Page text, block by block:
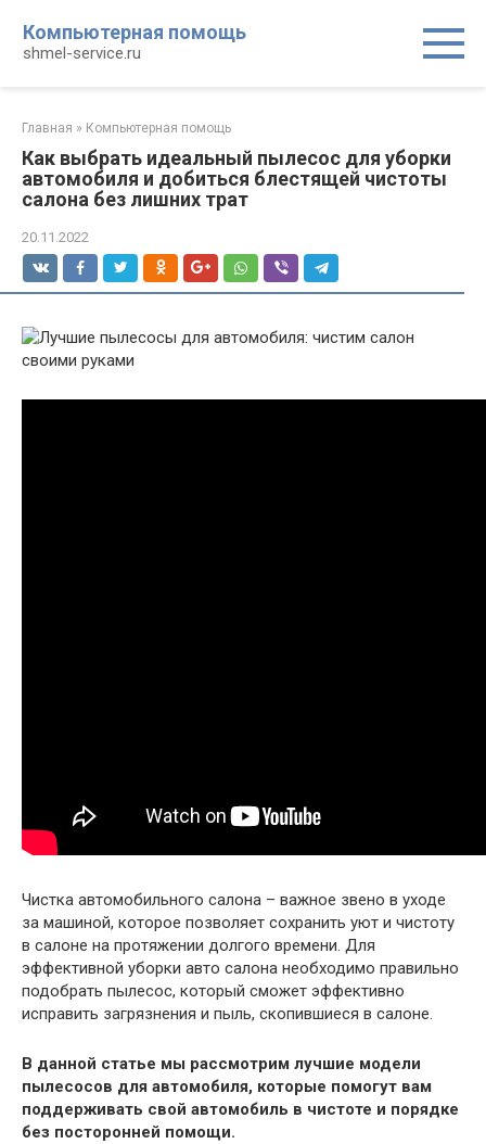
контенту
Компьютерная помощь
shmel-service.ru
Главная » Компьютерная помощь
Как выбрать идеальный пылесос для уборки
автомобиля и добиться блестящей чистоты
салона без лишних трат
20.11.2022
Чистка автомобильного салона – важное звено в уходе
за машиной, которое позволяет сохранить уют и чистоту
в салоне на протяжении долгого времени. Для
эффективной уборки авто салона необходимо правильно
подобрать пылесос, который сможет эффективно
исправить загрязнения и пыль, скопившиеся в салоне.
В данной статье мы рассмотрим лучшие модели
пылесосов для автомобиля, которые помогут вам
поддерживать свой автомобиль в чистоте и порядке
без посторонней помощи.